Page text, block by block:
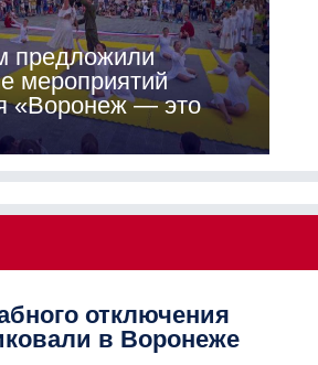
предложили
мероприятий
«Воронеж — это
отключения
в Воронеже